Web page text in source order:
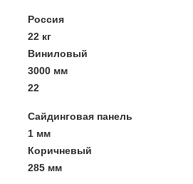
Россия
22 кг
Виниловый
3000 мм
22
Сайдинговая панель
1 мм
Коричневый
285 мм